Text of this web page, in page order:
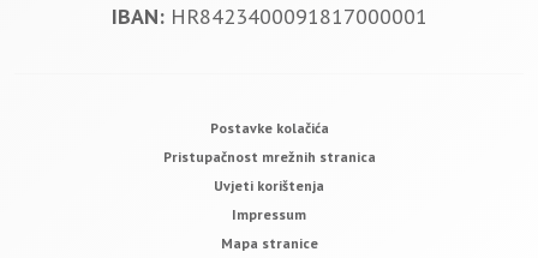
IBAN: HR8423400091817000001
Postavke kolačića
Pristupačnost mrežnih stranica
Uvjeti korištenja
Impressum
Mapa stranice